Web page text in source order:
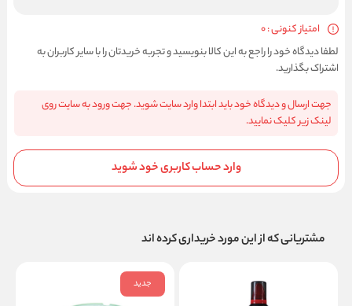
امتیاز کنونی : 0
لطفا دیدگاه خود را راجع به این کالا بنویسید و تجربه خریدتان را با سایر کاربران به
اشتراک بگذارید.
جهت ارسال و دیدگاه خود باید ابتدا وارد سایت شوید. جهت ورود به سایت روی
لینک زیر کلیک نمایید.
وارد حساب کاربری خود شوید
مشتریانی که از این مورد خریداری کرده اند
جدید